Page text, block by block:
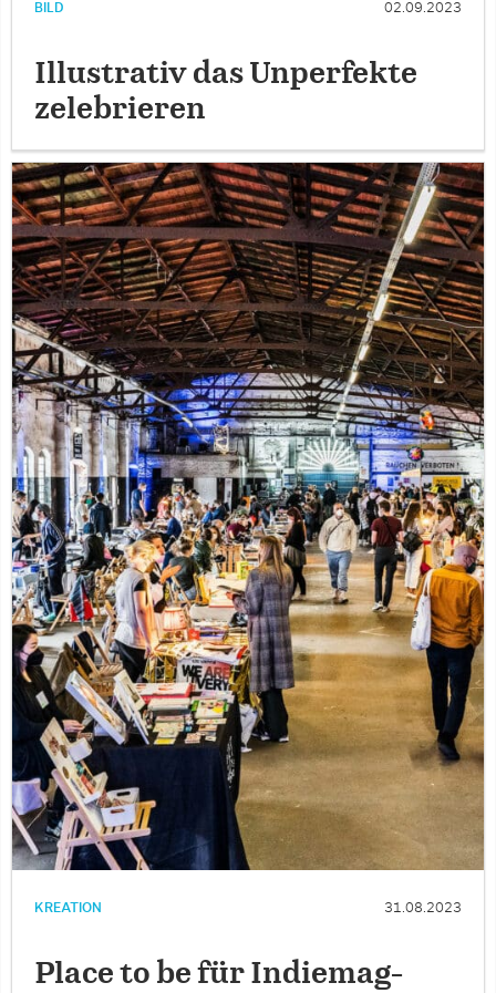
BILD 02.09.2023
Illustrativ das Unperfekte
zelebrieren
KREATION 31.08.2023
Place to be für Indiemag-